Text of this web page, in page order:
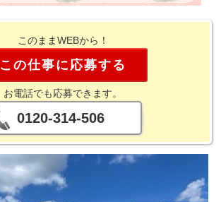
このままWEBから！
この仕事に応募する
お電話でも応募できます。
0120-314-506